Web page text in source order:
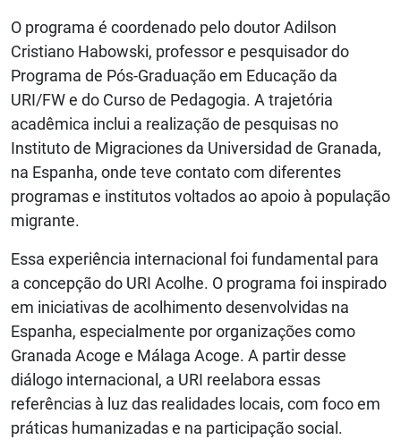
O programa é coordenado pelo doutor Adilson
Cristiano Habowski, professor e pesquisador do
Programa de Pós-Graduação em Educação da
URI/FW e do Curso de Pedagogia. A trajetória
acadêmica inclui a realização de pesquisas no
Instituto de Migraciones da Universidad de Granada,
na Espanha, onde teve contato com diferentes
programas e institutos voltados ao apoio à população
migrante.
Essa experiência internacional foi fundamental para
a concepção do URI Acolhe. O programa foi inspirado
em iniciativas de acolhimento desenvolvidas na
Espanha, especialmente por organizações como
Granada Acoge e Málaga Acoge. A partir desse
diálogo internacional, a URI reelabora essas
referências à luz das realidades locais, com foco em
práticas humanizadas e na participação social.